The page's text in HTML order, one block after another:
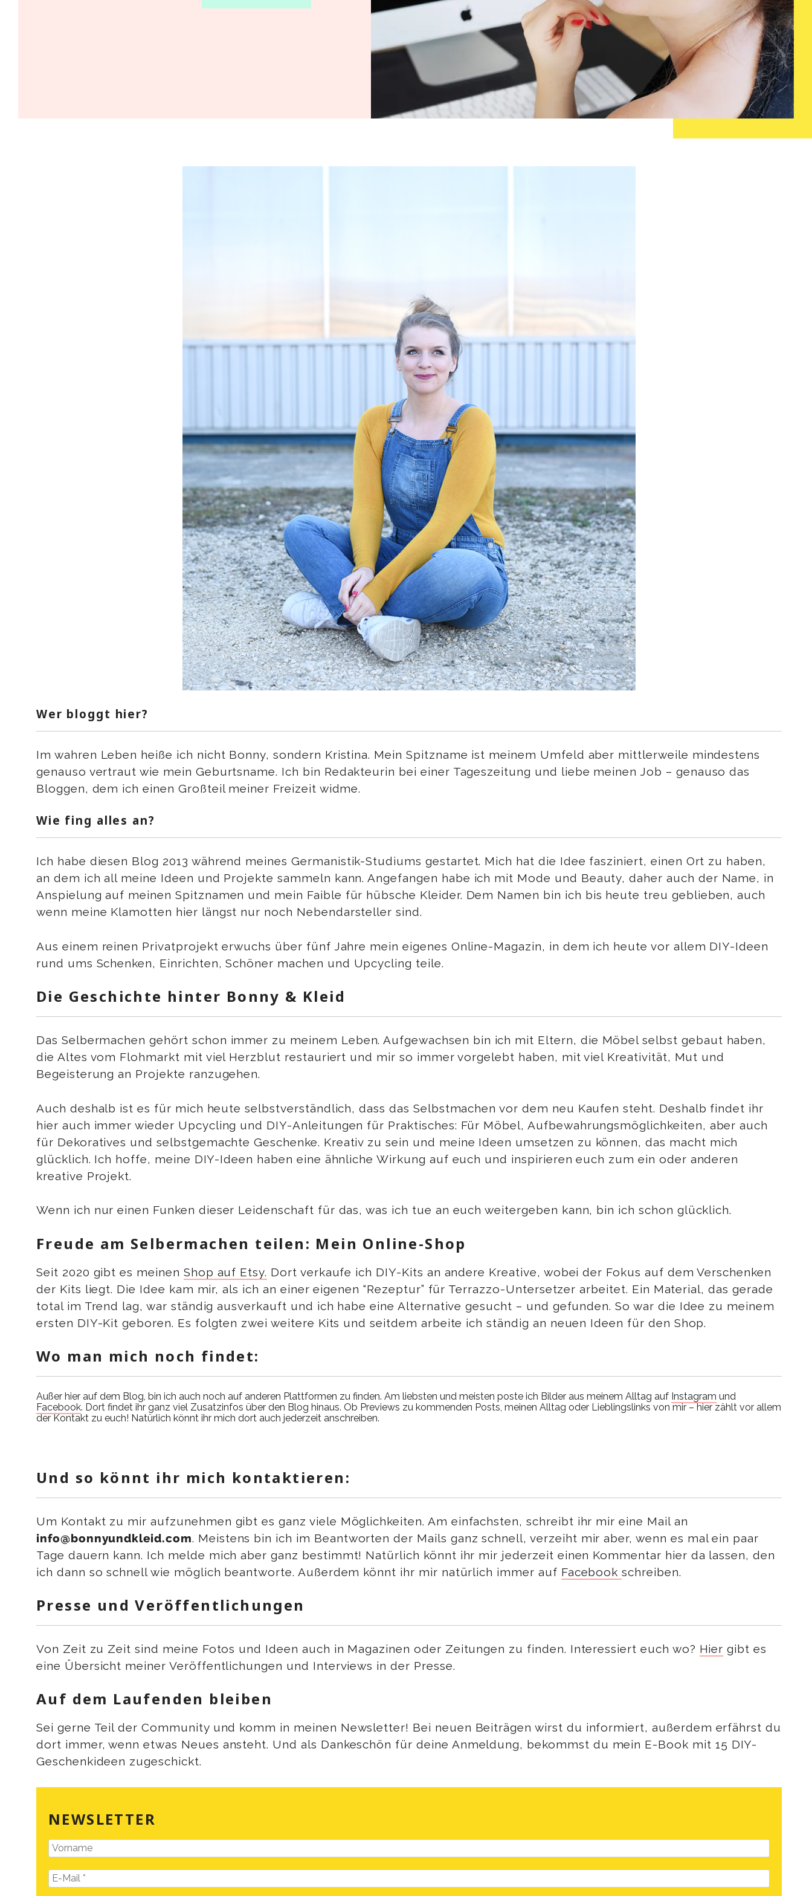
Wer bloggt hier?
Im wahren Leben heiße ich nicht Bonny, sondern Kristina. Mein Spitzname ist meinem Umfeld aber mittlerweile mindestens
genauso vertraut wie mein Geburtsname. Ich bin Redakteurin bei einer Tageszeitung und liebe meinen Job – genauso das
Bloggen, dem ich einen Großteil meiner Freizeit widme.
Wie fing alles an?
Ich habe diesen Blog 2013 während meines Germanistik-Studiums gestartet. Mich hat die Idee fasziniert, einen Ort zu haben,
an dem ich all meine Ideen und Projekte sammeln kann. Angefangen habe ich mit Mode und Beauty, daher auch der Name, in
Anspielung auf meinen Spitznamen und mein Faible für hübsche Kleider. Dem Namen bin ich bis heute treu geblieben, auch
wenn meine Klamotten hier längst nur noch Nebendarsteller sind.
Aus einem reinen Privatprojekt erwuchs über fünf Jahre mein eigenes Online-Magazin, in dem ich heute vor allem DIY-Ideen
rund ums Schenken, Einrichten, Schöner machen und Upcycling teile.
Die Geschichte hinter Bonny & Kleid
Das Selbermachen gehört schon immer zu meinem Leben. Aufgewachsen bin ich mit Eltern, die Möbel selbst gebaut haben,
die Altes vom Flohmarkt mit viel Herzblut restauriert und mir so immer vorgelebt haben, mit viel Kreativität, Mut und
Begeisterung an Projekte ranzugehen.
Auch deshalb ist es für mich heute selbstverständlich, dass das Selbstmachen vor dem neu Kaufen steht. Deshalb findet ihr
hier auch immer wieder Upcycling und DIY-Anleitungen für Praktisches: Für Möbel, Aufbewahrungsmöglichkeiten, aber auch
für Dekoratives und selbstgemachte Geschenke. Kreativ zu sein und meine Ideen umsetzen zu können, das macht mich
glücklich. Ich hoffe, meine DIY-Ideen haben eine ähnliche Wirkung auf euch und inspirieren euch zum ein oder anderen
kreative Projekt.
Wenn ich nur einen Funken dieser Leidenschaft für das, was ich tue an euch weitergeben kann, bin ich schon glücklich.
Freude am Selbermachen teilen: Mein Online-Shop
Seit 2020 gibt es meinen Shop auf Etsy. Dort verkaufe ich DIY-Kits an andere Kreative, wobei der Fokus auf dem Verschenken
der Kits liegt. Die Idee kam mir, als ich an einer eigenen “Rezeptur” für Terrazzo-Untersetzer arbeitet. Ein Material, das gerade
total im Trend lag, war ständig ausverkauft und ich habe eine Alternative gesucht – und gefunden. So war die Idee zu meinem
ersten DIY-Kit geboren. Es folgten zwei weitere Kits und seitdem arbeite ich ständig an neuen Ideen für den Shop.
Wo man mich noch findet:
Außer hier auf dem Blog, bin ich auch noch auf anderen Plattformen zu finden. Am liebsten und meisten poste ich Bilder aus meinem Alltag auf Instagram und
Facebook. Dort findet ihr ganz viel Zusatzinfos über den Blog hinaus. Ob Previews zu kommenden Posts, meinen Alltag oder Lieblingslinks von mir – hier zählt vor allem
der Kontakt zu euch! Natürlich könnt ihr mich dort auch jederzeit anschreiben.
Und so könnt ihr mich kontaktieren:
Um Kontakt zu mir aufzunehmen gibt es ganz viele Möglichkeiten. Am einfachsten, schreibt ihr mir eine Mail an
info@bonnyundkleid.com. Meistens bin ich im Beantworten der Mails ganz schnell, verzeiht mir aber, wenn es mal ein paar
Tage dauern kann. Ich melde mich aber ganz bestimmt! Natürlich könnt ihr mir jederzeit einen Kommentar hier da lassen, den
ich dann so schnell wie möglich beantworte. Außerdem könnt ihr mir natürlich immer auf Facebookschreiben.
Presse und Veröffentlichungen
Von Zeit zu Zeit sind meine Fotos und Ideen auch in Magazinen oder Zeitungen zu finden. Interessiert euch wo? Hier gibt es
eine Übersicht meiner Veröffentlichungen und Interviews in der Presse.
Auf dem Laufenden bleiben
Sei gerne Teil der Community und komm in meinen Newsletter! Bei neuen Beiträgen wirst du informiert, außerdem erfährst du
dort immer, wenn etwas Neues ansteht. Und als Dankeschön für deine Anmeldung, bekommst du mein E-Book mit 15 DIY-
Geschenkideen zugeschickt.
NEWSLETTER
Vorname
E-
Mail